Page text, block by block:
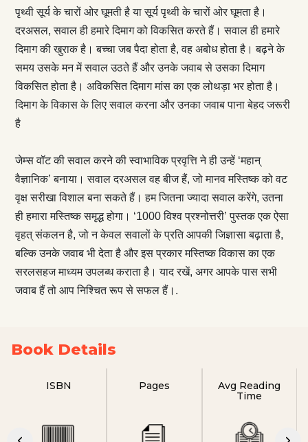
पृथ्वी सूर्य के चारों ओर घूमती है या सूर्य पृथ्वी के चारों ओर घूमता है।
दरअसल, सवाल ही हमारे दिमाग को विकसित करते हैं। सवाल ही हमारे
दिमाग की खुराक है। बच्चा जब पैदा होता है, वह अबोध होता है। बढ़ने के
समय उसके मन में सवाल उठते हैं और उनके जवाब से उसका दिमाग
विकसित होता है। अविकसित दिमाग मांस का एक लोथड़ा भर होता है।
दिमाग के विकास के लिए सवाल करना और उनका जवाब पाना बेहद जरूरी
है
जेम्स वॉट की सवाल करने की स्वाभाविक प्रवृत्ति ने ही उन्हें ‘महान्
वैज्ञानिक’ बनाया। सवाल दरअसल वह बीज हैं, जो मानव मस्तिष्क को वट
वृक्ष सरीखा विशाल बना सकते हैं। हम जितना ज्यादा सवाल करेंगे, उतना
ही हमारा मस्तिष्क समृद्ध होगा। ‘1000 विश्व प्रश्नोत्तरी’ पुस्तक एक ऐसा
वृहत् संकलन है, जो न केवल सवालों के प्रति आपकी जिज्ञासा बढ़ाता है,
बल्कि उनके जवाब भी देता है और इस प्रकार मस्तिष्क विकास का एक
सरलसहज माध्यम उपलब्ध कराता है। याद रखें, अगर आपके पास सभी
जवाब हैं तो आप निश्चित रूप से सफल हैं।.
Book Details
ISBN Pages
Avg Reading
Time